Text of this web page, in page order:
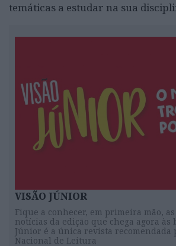
temáticas a estudar na sua
VISÃO JÚNIOR
Fique a conhecer, em primeira mão,
notícias da edição que chega agora às
Júnior é a única revista recomendada
Nacional de Leitura